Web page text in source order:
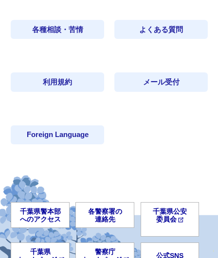
各種相談・苦情 よくある質問
利用規約 メール受付
Foreign Language
千葉県警本部
へのアクセス
各警察署の
連絡先
千葉県公安
委員会
千葉県
警察庁
公式SNS